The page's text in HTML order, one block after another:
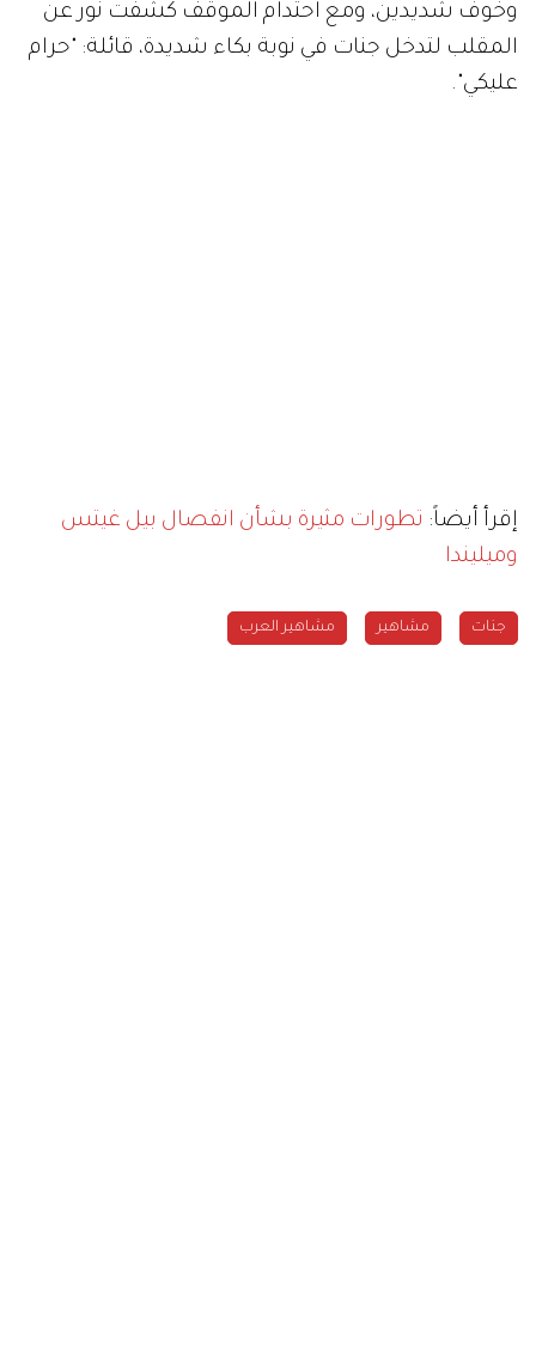
وخوف شديدين، ومع احتدام الموقف كشفت نور عن
المقلب لتدخل جنات في نوبة بكاء شديدة، قائلة: "حرام
عليكي".
إقرأ أيضاً: تطورات مثيرة بشأن انفصال بيل غيتس
وميليندا
جنات مشاهير مشاهير العرب